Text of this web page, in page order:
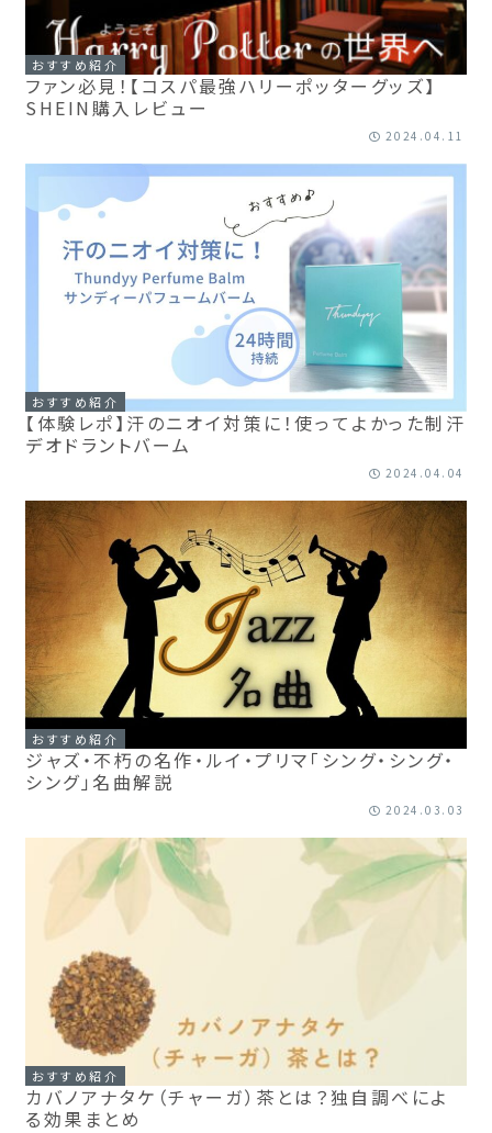
おすすめ紹介
ファン必見！【コスパ最強ハリーポッターグッズ】
SHEIN購入レビュー
2024.04.11
おすすめ紹介
【体験レポ】汗のニオイ対策に！使ってよかった制汗
デオドラントバーム
2024.04.04
おすすめ紹介
ジャズ・不朽の名作・ルイ・プリマ「シング・シング・
シング」名曲解説
2024.03.03
おすすめ紹介
カバノアナタケ（チャーガ）茶とは？独自調べによ
る効果まとめ